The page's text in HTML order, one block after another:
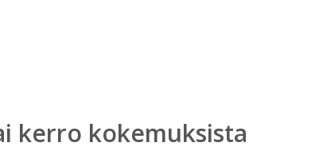
kerro kokemuksista